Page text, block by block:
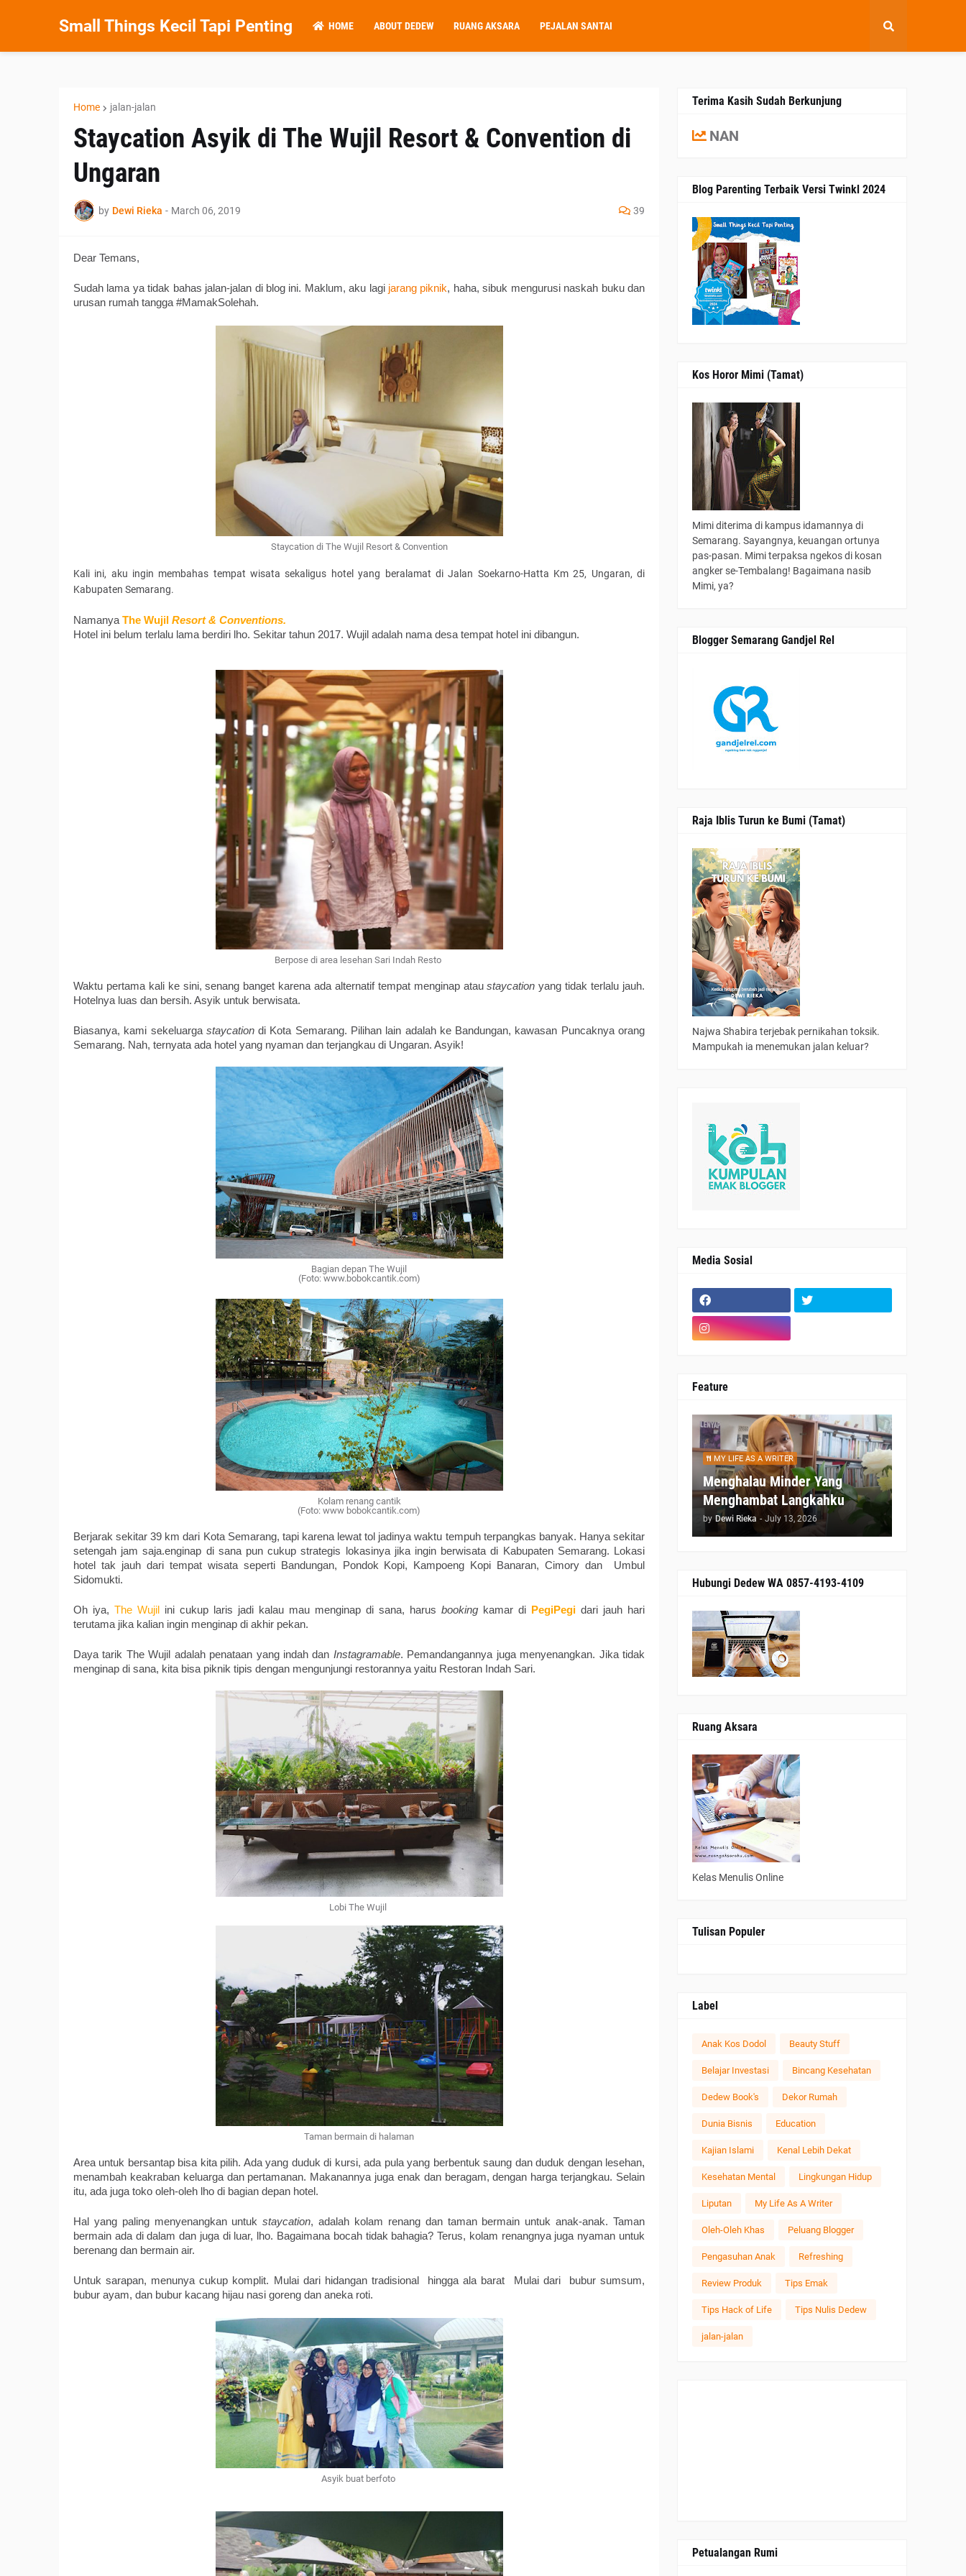
Small Things Kecil Tapi Penting HOME ABOUT DEDEW RUANG AKSARA PEJALAN SANTAI
Home jalan-jalan
Staycation Asyik di The Wujil Resort & Convention di
Ungaran
by Dewi Rieka - March 06, 2019 39
Dear Temans,
Sudah lama ya tidak bahas jalan-jalan di blog ini. Maklum, aku lagi jarang piknik, haha, sibuk mengurusi naskah buku dan
urusan rumah tangga #MamakSolehah.
Staycation di The Wujil Resort & Convention
Kali ini, aku ingin membahas tempat wisata sekaligus hotel yang beralamat di Jalan Soekarno-Hatta Km 25, Ungaran, di
Kabupaten Semarang.
Namanya The Wujil Resort & Conventions.
Hotel ini belum terlalu lama berdiri lho. Sekitar tahun 2017. Wujil adalah nama desa tempat hotel ini dibangun.
Berpose di area lesehan Sari Indah Resto
Waktu pertama kali ke sini, senang banget karena ada alternatif tempat menginap atau staycation yang tidak terlalu jauh.
Hotelnya luas dan bersih. Asyik untuk berwisata.
Biasanya, kami sekeluarga staycation di Kota Semarang. Pilihan lain adalah ke Bandungan, kawasan Puncaknya orang
Semarang. Nah, ternyata ada hotel yang nyaman dan terjangkau di Ungaran. Asyik!
Bagian depan The Wujil
(Foto: www.bobokcantik.com)
Kolam renang cantik
(Foto: www bobokcantik.com)
Berjarak sekitar 39 km dari Kota Semarang, tapi karena lewat tol jadinya waktu tempuh terpangkas banyak. Hanya sekitar
setengah jam saja.enginap di sana pun cukup strategis lokasinya jika ingin berwisata di Kabupaten Semarang. Lokasi
hotel tak jauh dari tempat wisata seperti Bandungan, Pondok Kopi, Kampoeng Kopi Banaran, Cimory dan  Umbul
Sidomukti.
Oh iya, The Wujil ini cukup laris jadi kalau mau menginap di sana, harus booking kamar di PegiPegi dari jauh hari
terutama jika kalian ingin menginap di akhir pekan.
Daya tarik The Wujil adalah penataan yang indah dan Instagramable. Pemandangannya juga menyenangkan. Jika tidak
menginap di sana, kita bisa piknik tipis dengan mengunjungi restorannya yaitu Restoran Indah Sari.
Lobi The Wujil
Taman bermain di halaman
Area untuk bersantap bisa kita pilih. Ada yang duduk di kursi, ada pula yang berbentuk saung dan duduk dengan lesehan,
menambah keakraban keluarga dan pertamanan. Makanannya juga enak dan beragam, dengan harga terjangkau. Selain
itu, ada juga toko oleh-oleh lho di bagian depan hotel.
Hal yang paling menyenangkan untuk staycation, adalah kolam renang dan taman bermain untuk anak-anak. Taman
bermain ada di dalam dan juga di luar, lho. Bagaimana bocah tidak bahagia? Terus, kolam renangnya juga nyaman untuk
berenang dan bermain air.
Untuk sarapan, menunya cukup komplit. Mulai dari hidangan tradisional  hingga ala barat  Mulai dari  bubur sumsum,
bubur ayam, dan bubur kacang hijau nasi goreng dan aneka roti.
Asyik buat berfoto
Terima Kasih Sudah Berkunjung
NAN
Blog Parenting Terbaik Versi Twinkl 2024
Kos Horor Mimi (Tamat)
Mimi diterima di kampus idamannya di
Semarang. Sayangnya, keuangan ortunya
pas-pasan. Mimi terpaksa ngekos di kosan
angker se-Tembalang! Bagaimana nasib
Mimi, ya?
Blogger Semarang Gandjel Rel
Raja Iblis Turun ke Bumi (Tamat)
Najwa Shabira terjebak pernikahan toksik.
Mampukah ia menemukan jalan keluar?
Media Sosial
Feature
MY LIFE AS A WRITER
Menghalau Minder Yang
Menghambat Langkahku
by Dewi Rieka - July 13, 2026
Hubungi Dedew WA 0857-4193-4109
Ruang Aksara
Kelas Menulis Online
Tulisan Populer
Label
Anak Kos Dodol Beauty Stuff
Belajar Investasi Bincang Kesehatan
Dedew Book's Dekor Rumah
Dunia Bisnis Education
Kajian Islami Kenal Lebih Dekat
Kesehatan Mental Lingkungan Hidup
Liputan My Life As A Writer
Oleh-Oleh Khas Peluang Blogger
Pengasuhan Anak Refreshing
Review Produk Tips Emak
Tips Hack of Life Tips Nulis Dedew
jalan-jalan
Petualangan Rumi